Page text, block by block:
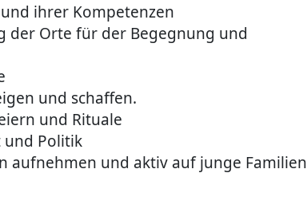
ihrer Kompetenzen
der Orte für der Begegnung und
und schaffen.
und Rituale
und Politik
aufnehmen und aktiv auf junge Familien